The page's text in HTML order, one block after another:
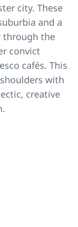
city. These
and a
through the
convict
cafés. This
with
creative